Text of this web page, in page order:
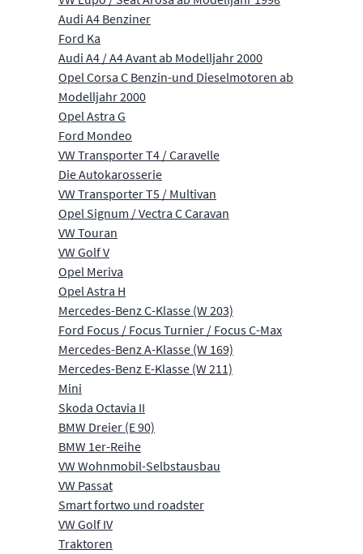
Audi A4 Benziner
Ford Ka
Audi A4 / A4 Avant ab Modelljahr 2000
Opel Corsa C Benzin-und Dieselmotoren ab
Modelljahr 2000
Opel Astra G
Ford Mondeo
VW Transporter T4 / Caravelle
Die Autokarosserie
VW Transporter T5 / Multivan
Opel Signum / Vectra C Caravan
VW Touran
VW Golf V
Opel Meriva
Opel Astra H
Mercedes-Benz C-Klasse (W 203)
Ford Focus / Focus Turnier / Focus C-Max
Mercedes-Benz A-Klasse (W 169)
Mercedes-Benz E-Klasse (W 211)
Mini
Skoda Octavia II
BMW Dreier (E 90)
BMW 1er-Reihe
VW Wohnmobil-Selbstausbau
VW Passat
Smart fortwo und roadster
VW Golf IV
Traktoren